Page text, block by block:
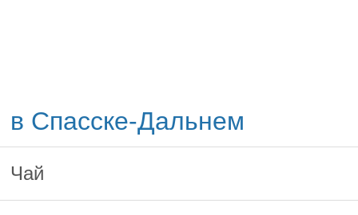
в Спасске-Дальнем
Чай